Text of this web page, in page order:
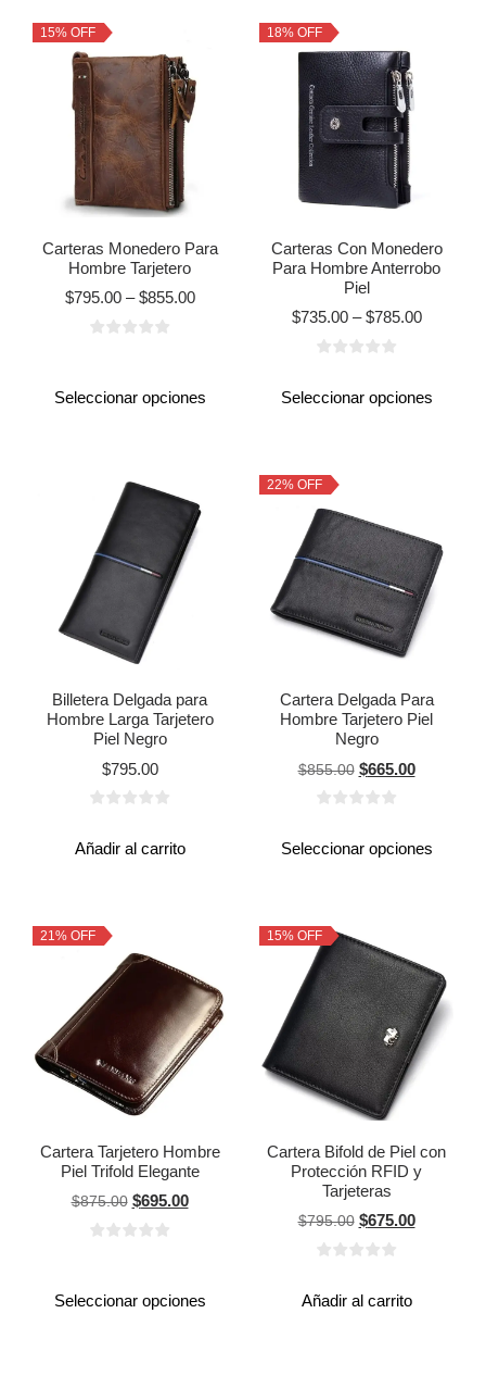
15% OFF
Carteras Monedero Para
Hombre Tarjetero
$795.00 – $855.00
Seleccionar opciones
18% OFF
Carteras Con Monedero
Para Hombre Anterrobo
Piel
$735.00 – $785.00
Seleccionar opciones
Billetera Delgada para
Hombre Larga Tarjetero
Piel Negro
$795.00
Añadir al carrito
22% OFF
Cartera Delgada Para
Hombre Tarjetero Piel
Negro
$855.00 $665.00
Seleccionar opciones
21% OFF
Cartera Tarjetero Hombre
Piel Trifold Elegante
$875.00 $695.00
Seleccionar opciones
15% OFF
Cartera Bifold de Piel con
Protección RFID y
Tarjeteras
$795.00 $675.00
Añadir al carrito